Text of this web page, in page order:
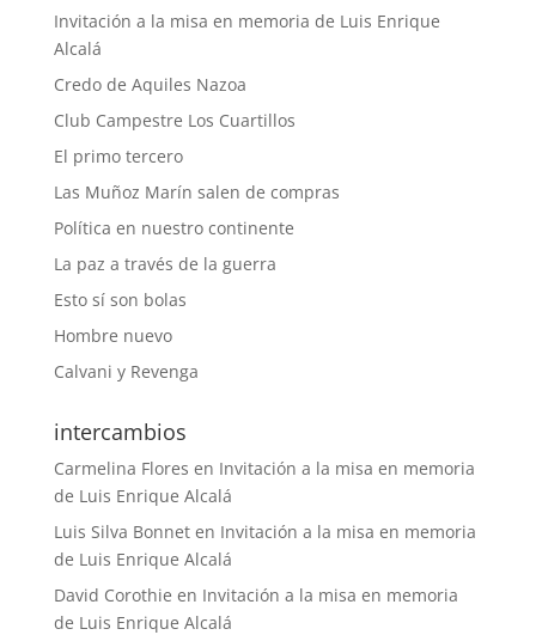
Invitación a la misa en memoria de Luis Enrique
Alcalá
Credo de Aquiles Nazoa
Club Campestre Los Cuartillos
El primo tercero
Las Muñoz Marín salen de compras
Política en nuestro continente
La paz a través de la guerra
Esto sí son bolas
Hombre nuevo
Calvani y Revenga
intercambios
Carmelina Flores en Invitación a la misa en memoria
de Luis Enrique Alcalá
Luis Silva Bonneten Invitación a la misa en memoria
de Luis Enrique Alcalá
David Corothie en Invitación a la misa en memoria
de Luis Enrique Alcalá